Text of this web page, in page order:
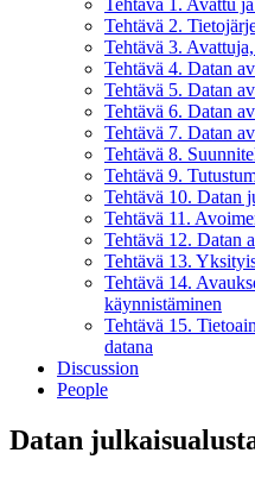
Tehtävä 2.
Tehtävä 3.
Tehtävä 4. Datan
Tehtävä 5. Datan
Tehtävä 6. Datan
Tehtävä 7. Datan
Tehtävä 8.
Tehtävä 9.
Tehtävä 10. Datan
Tehtävä 11.
Tehtävä 12. Datan
Tehtävä 13.
Tehtävä 14.
käynnistäminen
Tehtävä 15.
datana
Discussion
People
Datan